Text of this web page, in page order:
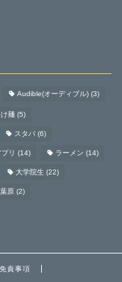
Audible(オーディブル) (3)
麺 (5)
スタバ (6)
リ (14) ラーメン (14)
大学院生 (22)
原 (2)
免責事項